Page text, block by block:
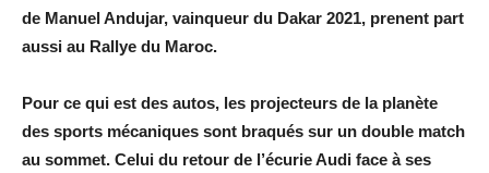
de Manuel Andujar, vainqueur du Dakar 2021, prenent part
aussi au Rallye du Maroc.
Pour ce qui est des autos, les projecteurs de la planète
des sports mécaniques sont braqués sur un double match
au sommet. Celui du retour de l’écurie Audi face à ses